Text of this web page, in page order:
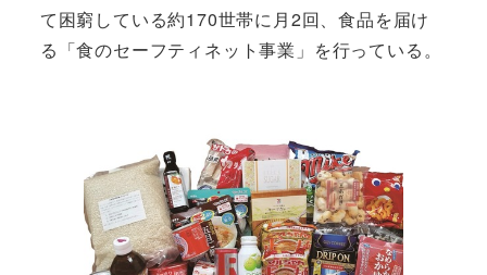
て困窮している約170世帯に月2回、食品を届け
る「食のセーフティネット事業」を行っている。